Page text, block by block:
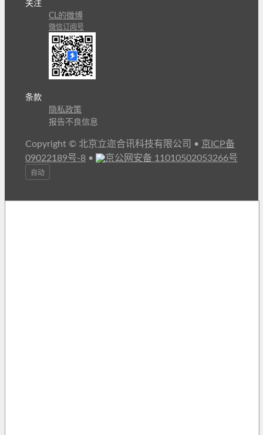
关注
CL的微博
微信订阅号
条款
隐私政策
报告不良信息
Copyright © 北京立迩合讯科技有限公司 • 京ICP备
09022189号-8 • 京公网安备 11010502053266号
自动